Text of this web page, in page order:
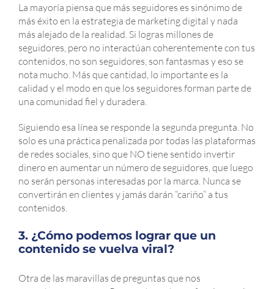
La mayoría piensa que más seguidores es sinónimo de
más éxito en la estrategia de marketing digital y nada
más alejado de la realidad. Si logras millones de
seguidores, pero no interactúan coherentemente con tus
contenidos, no son seguidores, son fantasmas y eso se
nota mucho. Más que cantidad, lo importante es la
calidad y el modo en que los seguidores forman parte de
una comunidad fiel y duradera.
Siguiendo esa línea se responde la segunda pregunta. No
solo es una práctica penalizada por todas las plataformas
de redes sociales, sino que NO tiene sentido invertir
dinero en aumentar un número de seguidores, que luego
no serán personas interesadas por la marca. Nunca se
convertirán en clientes y jamás darán “cariño” a tus
contenidos.
3. ¿Cómo podemos lograr que un
contenido se vuelva viral?
Otra de las maravillas de preguntas que nos